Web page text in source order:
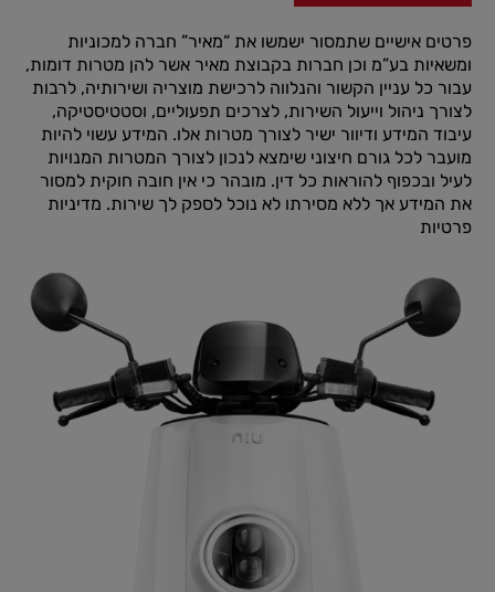
פרטים אישיים שתמסור ישמשו את “מאיר” חברה למכוניות
ומשאיות בע”מ וכן חברות בקבוצת מאיר אשר להן מטרות דומות,
עבור כל עניין הקשור והנלווה לרכישת מוצריה ושירותיה, לרבות
לצורך ניהול וייעול השירות, לצרכים תפעוליים, וסטטיסטיקה,
עיבוד המידע ודיוור ישיר לצורך מטרות אלו. המידע עשוי להיות
מועבר לכל גורם חיצוני שימצא לנכון לצורך המטרות המנויות
לעיל ובכפוף להוראות כל דין. מובהר כי אין חובה חוקית למסור
את המידע אך ללא מסירתו לא נוכל לספק לך שירות. מדיניות
פרטיות